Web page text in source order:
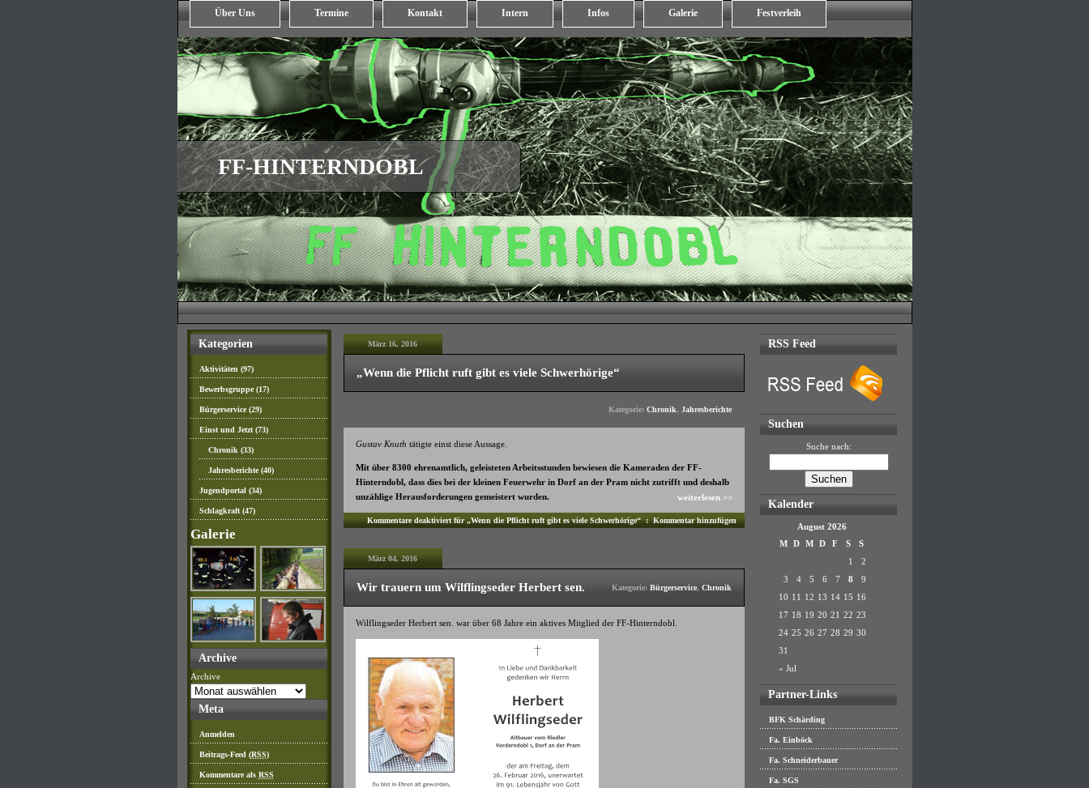
FF-HINTERNDOBL
Festverleih
Galerie
Infos
Intern
Kontakt
Termine
Über Uns
Kategorien
Aktivitäten (97)
Bewerbsgruppe(17)
Bürgerservice(29)
Einst und Jetzt(73)
Chronik (33)
Jahresberichte(40)
Jugendportal(34)
Schlagkraft(47)
Galerie
Archive
Archive
Meta
Anmelden
Beitrags-Feed (RSS)
Kommentare als RSS
März 16, 2016
„Wenn die Pflicht ruft gibt es viele Schwerhörige“
Kategorie: Chronik, Jahresberichte
Gustav Knuth tätigte einst diese Aussage.
Mit über 8300 ehrenamtlich, geleisteten Arbeitsstunden bewiesen die Kameraden der FF-
Hinterndobl, dass dies bei der kleinen Feuerwehr in Dorf an der Pram nicht zutrifft und deshalb
unzählige Herausforderungen gemeistert wurden.
weiterlesen >>
Kommentare deaktiviertfür „Wenn die Pflicht ruft gibt es viele Schwerhörige“: Kommentar hinzufügen
März 04, 2016
Wir trauern um Wilflingseder Herbert sen. Kategorie: Bürgerservice, Chronik
Wilflingseder Herbert sen. war über 68 Jahre ein aktives Mitglied der FF-Hinterndobl.
RSS Feed
Suchen
Suche nach:
Kalender
August 2026
M
D M D F S S
« Jul
1
2
3
4 5 6 7 8
9
10 11 12 13 14 15 16
17 18 19 20 21 22 23
24 25 26 27 28 29 30
31
Partner-Links
BFK Schärding
Fa. Einböck
Fa. Schneiderbauer
Fa. SGS